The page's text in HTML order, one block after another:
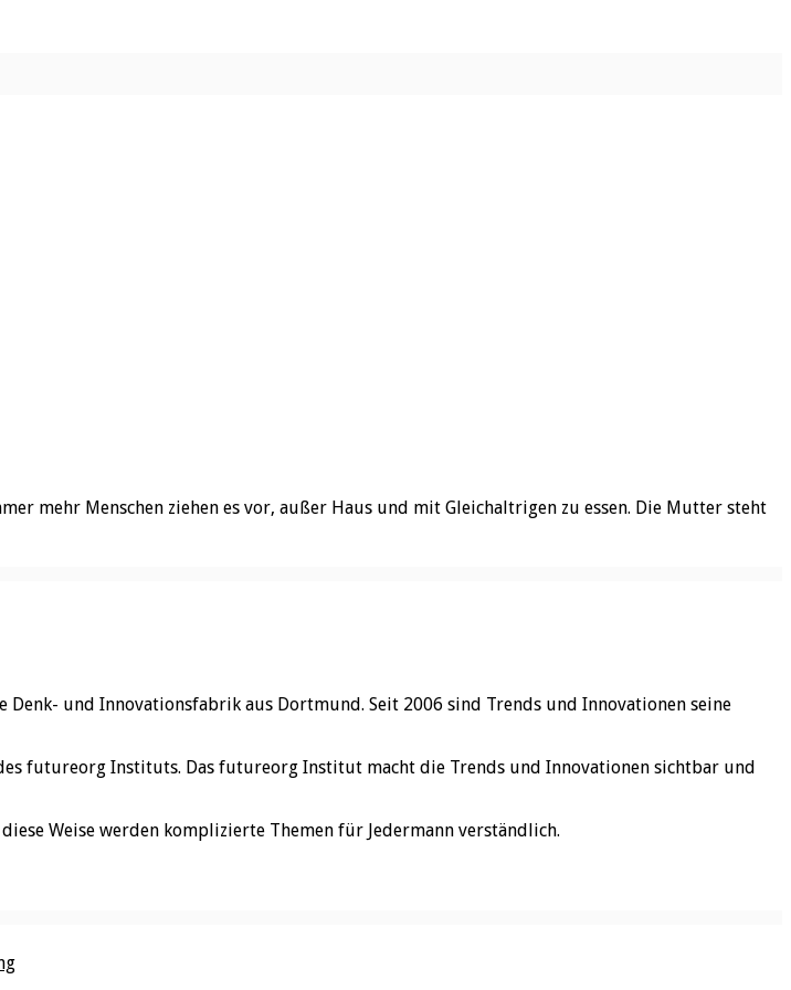
mehr Menschen ziehen es vor, außer Haus und mit Gleichaltrigen zu essen. Die Mutter steht
Denk- und Innovationsfabrik aus Dortmund. Seit 2006 sind Trends und Innovationen seine
futureorg Instituts. Das futureorg Institut macht die Trends und Innovationen sichtbar und
Weise werden komplizierte Themen für Jedermann verständlich.